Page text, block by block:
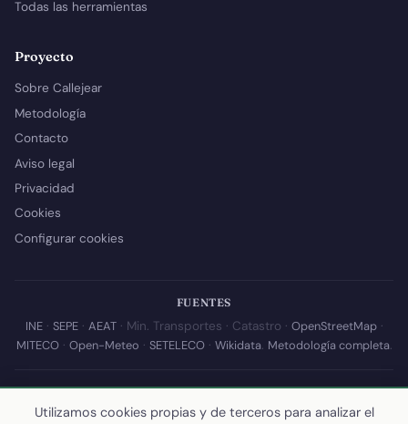
Todas las herramientas
Proyecto
Sobre Callejear
Metodología
Contacto
Aviso legal
Privacidad
Cookies
Configurar cookies
FUENTES
INE· SEPE· AEAT· Min. Transportes · Catastro · OpenStreetMap·
MITECO· Open-Meteo · SETELECO· Wikidata. Metodología completa.
© 2026 Callejear.com — Directorio municipal de España con datos
abiertos. Desarrollado y mantenido porYoel Castaño.
Utilizamos cookies propias y de terceros para analizar el